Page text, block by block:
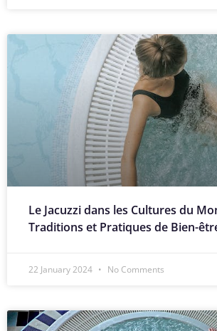
Le Jacuzzi dans les Cultures du
Traditions et Pratiques de Bien-
22 January 2024 No Comments